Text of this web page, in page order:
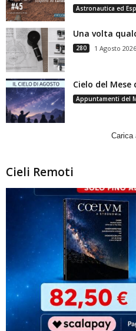
Astronautica ed
Una volta
280 1 Agosto 2026
Cielo del Mese
Appuntamenti del
Carica
Cieli Remoti